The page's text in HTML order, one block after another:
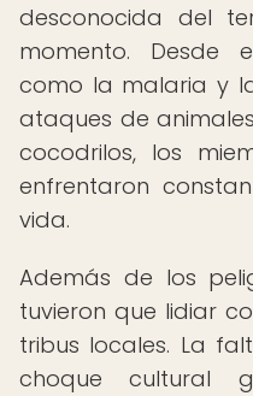
desconocida del
momento. Desde
como la malaria y
ataques de
cocodrilos, los
enfrentaron
vida.
Además de los
tuvieron que lidiar
tribus locales. La
choque cultural